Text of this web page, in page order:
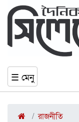
☰ মেনু
রাজনীতি